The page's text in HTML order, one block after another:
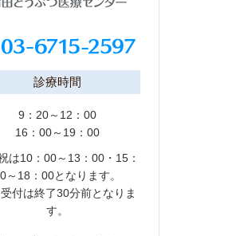
診療時間
9：20～12：00
16：00～19：00
は10：00～13：00・15：
～18：00となります。
付は終了30分前となりま
す。